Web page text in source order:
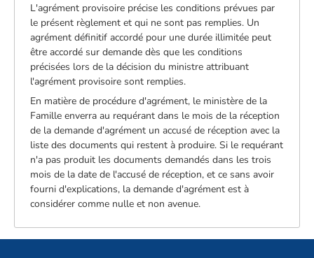
L'agrément provisoire précise les conditions prévues par
le présent règlement et qui ne sont pas remplies. Un
agrément définitif accordé pour une durée illimitée peut
être accordé sur demande dès que les conditions
précisées lors de la décision du ministre attribuant
l'agrément provisoire sont remplies.
En matière de procédure d'agrément, le ministère de la
Famille enverra au requérant dans le mois de la réception
de la demande d'agrément un accusé de réception avec la
liste des documents qui restent à produire. Si le requérant
n'a pas produit les documents demandés dans les trois
mois de la date de l'accusé de réception, et ce sans avoir
fourni d'explications, la demande d'agrément est à
considérer comme nulle et non avenue.